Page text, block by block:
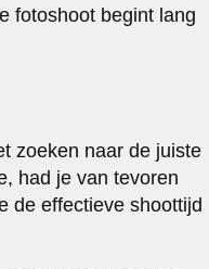
fotoshoot begint lang
zoeken naar de juiste
had je van tevoren
de effectieve shoottijd